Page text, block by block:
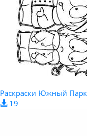
Раскраски Южный Парк
19